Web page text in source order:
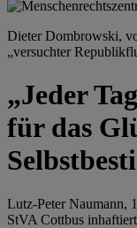
Dieter Dombrowski,
„versuchter
„Jeder
für das
Lutz-Peter Naumann,
StVA Cottbus inhaftiert